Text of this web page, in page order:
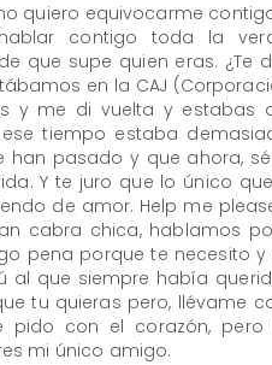
quiero equivocarme
contigo toda la
que supe quien eras. ¿Te
en la CAJ
y me di vuelta y estabas
tiempo estaba
pasado y que ahora,
Y te juro que lo único
de amor. Help me
cabra chica, hablamos
pena porque te necesito
al que siempre había
tu quieras pero, llévame
pido con el corazón,
mi único amigo.